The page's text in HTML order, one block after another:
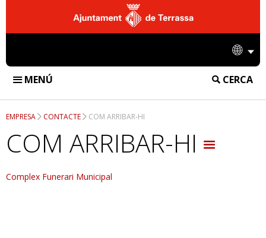
Ajuntament
de
Terrassa
MENÚ
CERCA
TANATORI
CREMATORI
SERVEIS FUNERARIS
DIFUSIÓ
EMPRESA CONTACTE COM ARRIBAR-HI
COM ARRIBAR-HI
Complex Funerari Municipal